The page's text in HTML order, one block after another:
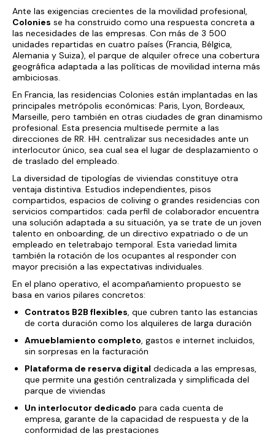
Ante las exigencias crecientes de la movilidad profesional,
Colonies se ha construido como una respuesta concreta a
las necesidades de las empresas. Con más de 3 500
unidades repartidas en cuatro países (Francia, Bélgica,
Alemania y Suiza), el parque de alquiler ofrece una cobertura
geográfica adaptada a las políticas de movilidad interna más
ambiciosas.
En Francia, las residencias Colonies están implantadas en las
principales metrópolis económicas: Paris, Lyon, Bordeaux,
Marseille, pero también en otras ciudades de gran dinamismo
profesional. Esta presencia multisede permite a las
direcciones de RR. HH. centralizar sus necesidades ante un
interlocutor único, sea cual sea el lugar de desplazamiento o
de traslado del empleado.
La diversidad de tipologías de viviendas constituye otra
ventaja distintiva. Estudios independientes, pisos
compartidos, espacios de coliving o grandes residencias con
servicios compartidos: cada perfil de colaborador encuentra
una solución adaptada a su situación, ya se trate de un joven
talento en onboarding, de un directivo expatriado o de un
empleado en teletrabajo temporal. Esta variedad limita
también la rotación de los ocupantes al responder con
mayor precisión a las expectativas individuales.
En el plano operativo, el acompañamiento propuesto se
basa en varios pilares concretos:
Contratos B2B flexibles, que cubren tanto las estancias
de corta duración como los alquileres de larga duración
Amueblamiento completo, gastos e internet incluidos,
sin sorpresas en la facturación
Plataforma de reserva digital dedicada a las empresas,
que permite una gestión centralizada y simplificada del
parque de viviendas
Un interlocutor dedicado para cada cuenta de
empresa, garante de la capacidad de respuesta y de la
conformidad de las prestaciones